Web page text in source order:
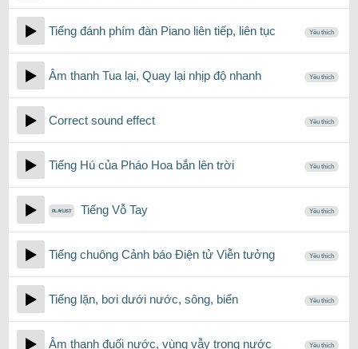
Tiếng đánh phím đàn Piano liên tiếp, liên tục Yêu thích
Âm thanh Tua lại, Quay lại nhịp độ nhanh Yêu thích
Correct sound effect Yêu thích
Tiếng Hú của Pháo Hoa bắn lên trời Yêu thích
Tiếng Vỗ Tay Yêu thích
Tiếng chuông Cảnh báo Điện tử Viễn tưởng Yêu thích
Tiếng lặn, bơi dưới nước, sông, biển Yêu thích
Âm thanh đuối nước, vùng vẫy trong nước Yêu thích